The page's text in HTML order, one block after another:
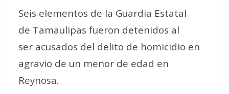
Seis elementos de la Guardia Estatal
de Tamaulipas fueron detenidos al
ser acusados del delito de homicidio en
agravio de un menor de edad en
Reynosa.